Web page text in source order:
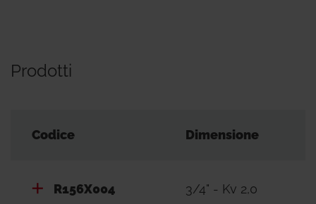
Prodotti
Codice Dimensione
R156X004 3/4" - Kv 2,0